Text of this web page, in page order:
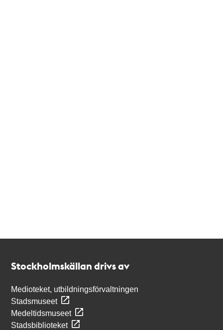
Stockholmskällan drivs av
Medioteket, utbildningsförvaltningen
Stadsmuseet
Medeltidsmuseet
Stadsbiblioteket